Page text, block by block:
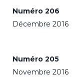
Numéro 206
Décembre 2016
Numéro 205
Novembre 2016